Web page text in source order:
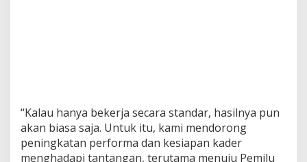
“Kalau hanya bekerja secara standar, hasilnya pun
akan biasa saja. Untuk itu, kami mendorong
peningkatan performa dan kesiapan kader
menghadapi tantangan, terutama menuju Pemilu